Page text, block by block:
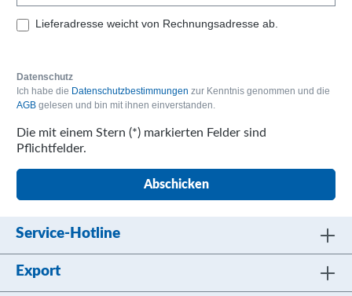
Lieferadresse weicht von Rechnungsadresse ab.
Datenschutz
Ich habe die Datenschutzbestimmungen zur Kenntnis genommen und die
AGB gelesen und bin mit ihnen einverstanden.
Die mit einem Stern (*) markierten Felder sind
Pflichtfelder.
Abschicken
Service-Hotline
Export